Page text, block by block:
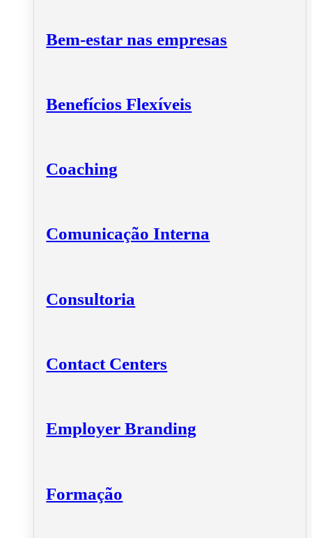
Bem-estar nas empresas
Benefícios Flexíveis
Coaching
Comunicação Interna
Consultoria
Contact Centers
Employer Branding
Formação